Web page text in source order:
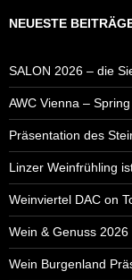
NEUESTE
SALON 2026 – die
AWC Vienna –
Präsentation des
Linzer Weinfrühling
Weinviertel DAC on
Wein & Genuss
Wein Burgenland